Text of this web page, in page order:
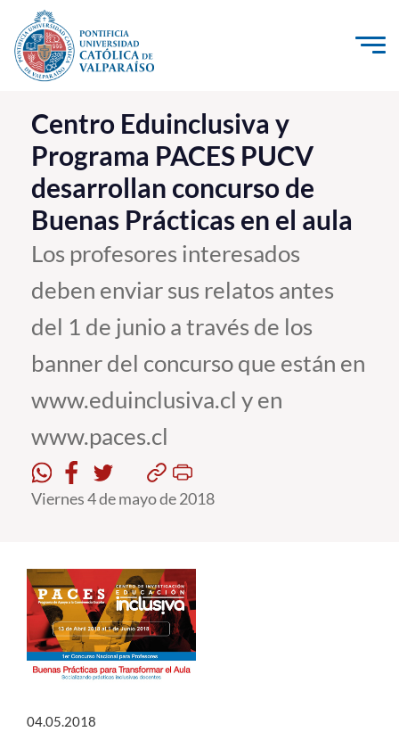
Click acá para ir directamente al contenido
La Universidad
Investigación, Creación e Innovación
PUCV Internacional
Vinculación con el Medio
Admisión
Pregrado
Postgrado
Formación Continua
Estudiantes
Académicos
English
Centro Eduinclusiva y
Programa PACES PUCV
desarrollan concurso de
Buenas Prácticas en el aula
Los profesores interesados
deben enviar sus relatos antes
del 1 de junio a través de los
banner del concurso que están en
www.eduinclusiva.cl y en
www.paces.cl
Viernes 4 de mayo de 2018
04.05.2018